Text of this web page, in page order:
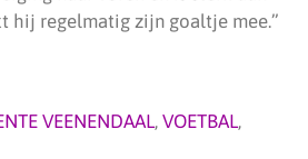
hij regelmatig zijn goaltje mee.”
VEENENDAAL, VOETBAL,